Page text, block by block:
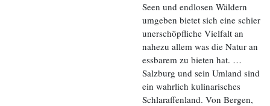
Seen und endlosen Wäldern
umgeben bietet sich eine schier
unerschöpfliche Vielfalt an
nahezu allem was die Natur an
essbarem zu bieten hat. …
Salzburg und sein Umland sind
ein wahrlich kulinarisches
Schlaraffenland. Von Bergen,